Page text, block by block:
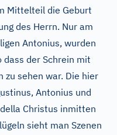
Mittelteil die Geburt
des Herrn. Nur am
Antonius, wurden
der Schrein mit
zu sehen war. Die hier
Antonius und
Christus inmitten
sieht man Szenen